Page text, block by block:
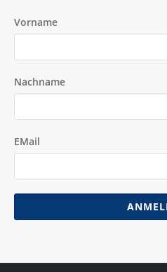
Vorname
Nachname
EMail